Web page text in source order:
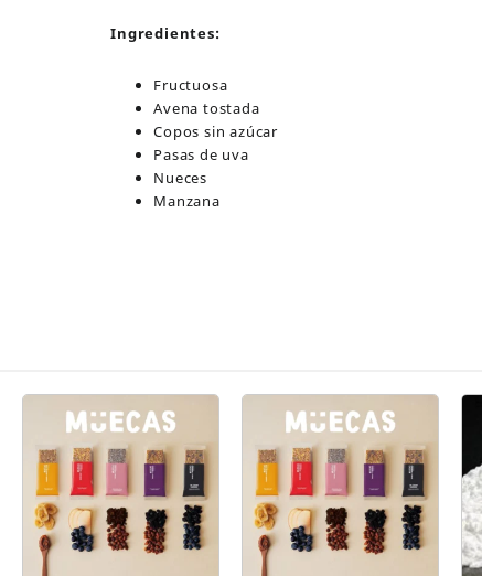
Ingredientes:
Fructuosa
Avena tostada
Copos sin azúcar
Pasas de uva
Nueces
Manzana